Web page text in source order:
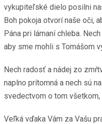
vykupiteľské dielo posilni
Boh pokoja otvorí naše oči,
Pána pri lámaní chleba.
aby sme mohli s Tomášom
Nech radosť a nádej zo
naplno prítomná a nech sú
svedectvom o tom
Veľká vďaka Vám za Vašu